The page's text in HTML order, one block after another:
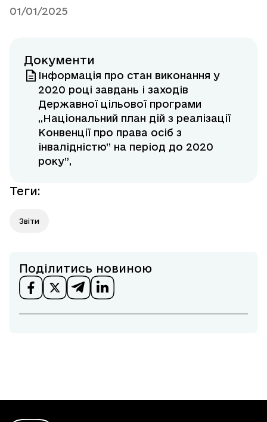
01/01/2025
Документи
Інформація про стан виконання у
2020 році завдань і заходів
Державної цільової програми
„Національний план дій з реалізації
Конвенції про права осіб з
інвалідністю” на період до 2020
року”,
Теги:
Звіти
Поділитись новиною